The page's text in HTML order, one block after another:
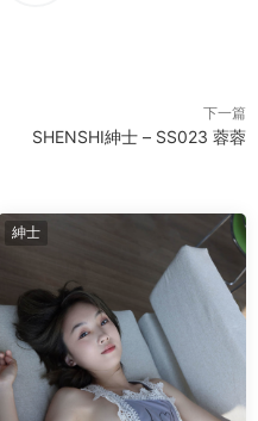
下一篇
SHENSHI紳士 – SS023 蓉蓉
紳士